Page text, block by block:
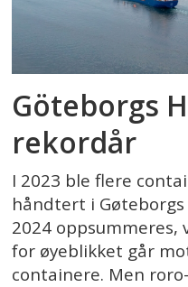
Göteborgs
rekordår
I 2023 ble flere
håndtert i
2024 oppsummeres,
for øyeblikket går
containere. Men